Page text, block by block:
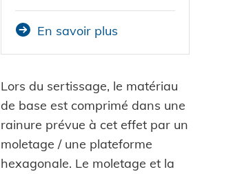
En savoir plus
Lors du sertissage, le matériau
de base est comprimé dans une
rainure prévue à cet effet par un
moletage / une plateforme
hexagonale. Le moletage et la